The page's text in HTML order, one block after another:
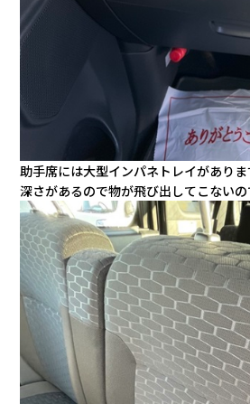
助手席には大型インパネトレイがありま
深さがあるので物が飛び出してこない